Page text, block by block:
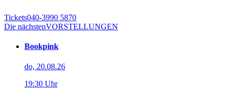
Tickets040-3990 5870
Die nächstenVORSTELLUNGEN
Bookpink
do, 20.08.26
19:30 Uhr